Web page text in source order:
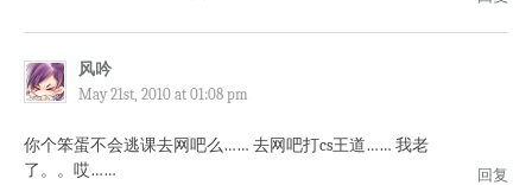
风吟
May 21st, 2010 at 01:08 pm
你个笨蛋不会逃课去网吧么…… 去网吧打cs王道…… 我老
了。。哎……
回复